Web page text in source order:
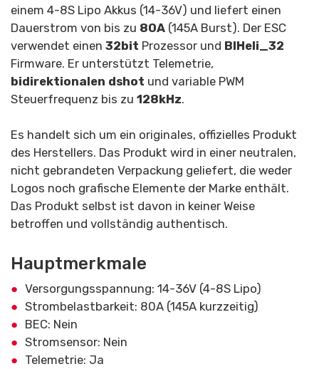
einem 4-8S Lipo Akkus (14-36V) und liefert einen
Dauerstrom von bis zu 80A (145A Burst). Der ESC
verwendet einen 32bit Prozessor und BlHeli_32
Firmware. Er unterstützt Telemetrie,
bidirektionalen dshot und variable PWM
Steuerfrequenz bis zu 128kHz.
Es handelt sich um ein originales, offizielles Produkt
des Herstellers. Das Produkt wird in einer neutralen,
nicht gebrandeten Verpackung geliefert, die weder
Logos noch grafische Elemente der Marke enthält.
Das Produkt selbst ist davon in keiner Weise
betroffen und vollständig authentisch.
Hauptmerkmale
Versorgungsspannung: 14-36V (4-8S Lipo)
Strombelastbarkeit: 80A (145A kurzzeitig)
BEC: Nein
Stromsensor: Nein
Telemetrie: Ja